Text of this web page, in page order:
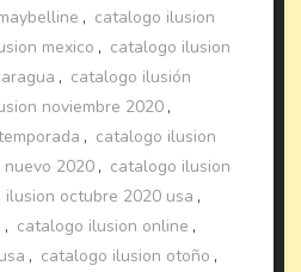
, catalogo ilusion
mexico , catalogo ilusion
, catalogo ilusión
noviembre 2020 ,
, catalogo ilusion
2020 , catalogo ilusion
ilusion octubre 2020 usa ,
, catalogo ilusion online ,
, catalogo ilusion otoño ,